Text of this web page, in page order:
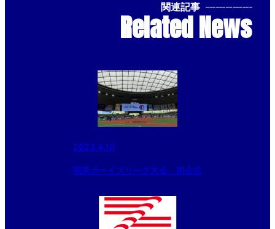
関連記事 --------------
Related News
2023.4.10
関東ボーイズリーグ大会 開会式